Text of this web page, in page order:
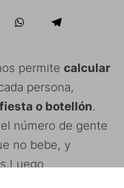
permite calcular
persona,
fiesta o botellón.
número de gente
no bebe, y